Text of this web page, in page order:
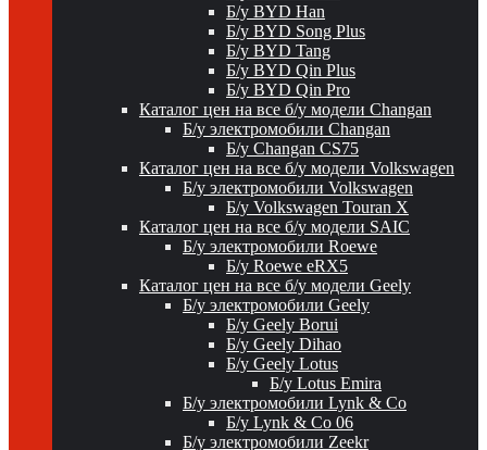
Б/у BYD Han
Б/у BYD Song Plus
Б/у BYD Tang
Б/у BYD Qin Plus
Б/у BYD Qin Pro
Каталог цен на все б/у модели Changan
Б/у электромобили Changan
Б/у Changan CS75
Каталог цен на все б/у модели Volkswagen
Б/у электромобили Volkswagen
Б/у Volkswagen Touran X
Каталог цен на все б/у модели SAIC
Б/у электромобили Roewe
Б/у Roewe eRX5
Каталог цен на все б/у модели Geely
Б/у электромобили Geely
Б/у Geely Borui
Б/у Geely Dihao
Б/у Geely Lotus
Б/у Lotus Emira
Б/у электромобили Lynk & Co
Б/у Lynk & Co 06
Б/у электромобили Zeekr